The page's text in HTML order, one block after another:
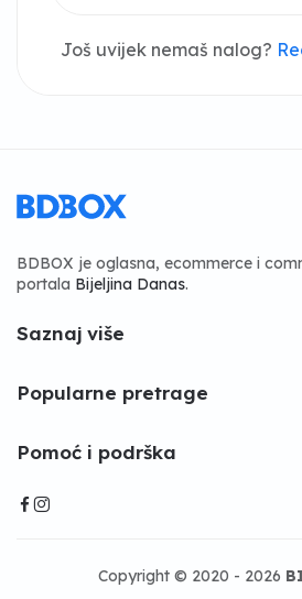
Još uvijek nemaš nalog?
BDBOX je oglasna, ecommerce i
portala Bijeljina Danas.
Saznaj više
Popularne pretrage
Pomoć i podrška
Copyright © 2020 - 2026